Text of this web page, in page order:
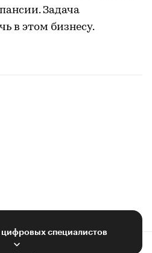
Задача
в этом бизнесу.
специалистов
Редакция